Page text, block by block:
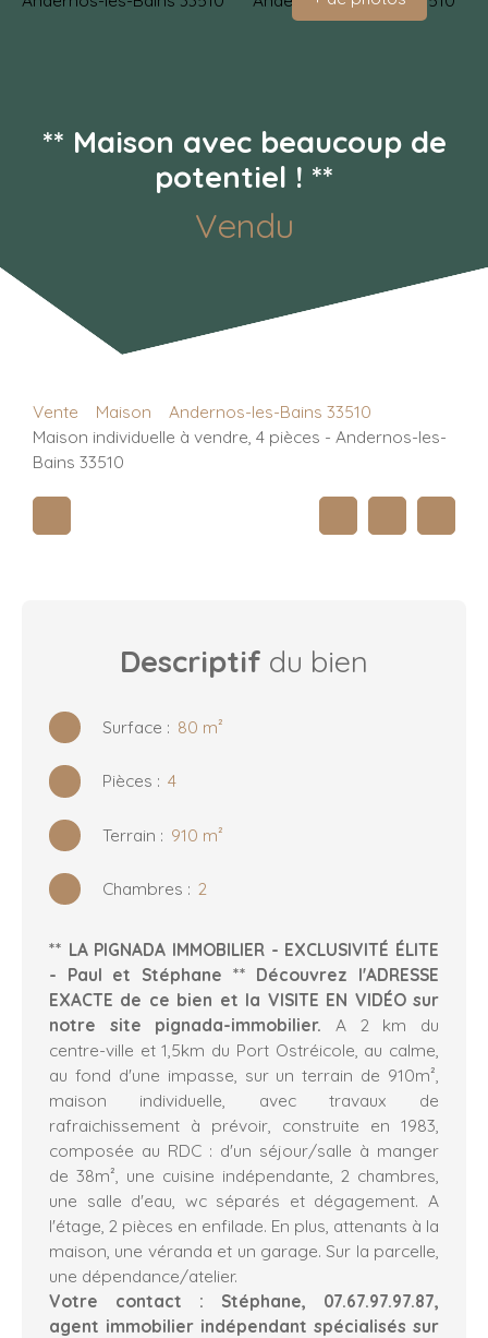
** Maison avec beaucoup de
potentiel ! **
Vendu
Vente Maison
Andernos-les-Bains 33510
Maison individuelle à vendre, 4 pièces - Andernos-les-
Bains 33510
Descriptif du bien
Surface : 80 m²
Pièces : 4
Terrain : 910 m²
Chambres : 2
** LA PIGNADA IMMOBILIER - EXCLUSIVITÉ ÉLITE
- Paul et Stéphane ** Découvrez l'ADRESSE
EXACTE de ce bien et la VISITE EN VIDÉO sur
notre site pignada-immobilier. A 2 km du
centre-ville et 1,5km du Port Ostréicole, au calme,
au fond d'une impasse, sur un terrain de 910m²,
maison individuelle, avec travaux de
rafraichissement à prévoir, construite en 1983,
composée au RDC : d'un séjour/salle à manger
de 38m², une cuisine indépendante, 2 chambres,
une salle d'eau, wc séparés et dégagement. A
l'étage, 2 pièces en enfilade. En plus, attenants à la
maison, une véranda et un garage. Sur la parcelle,
une dépendance/atelier.
Votre contact : Stéphane, 07.67.97.97.87,
agent immobilier indépendant spécialisés sur